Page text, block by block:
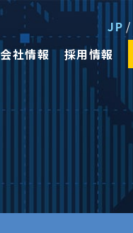
JP /
会社情報 採用情報